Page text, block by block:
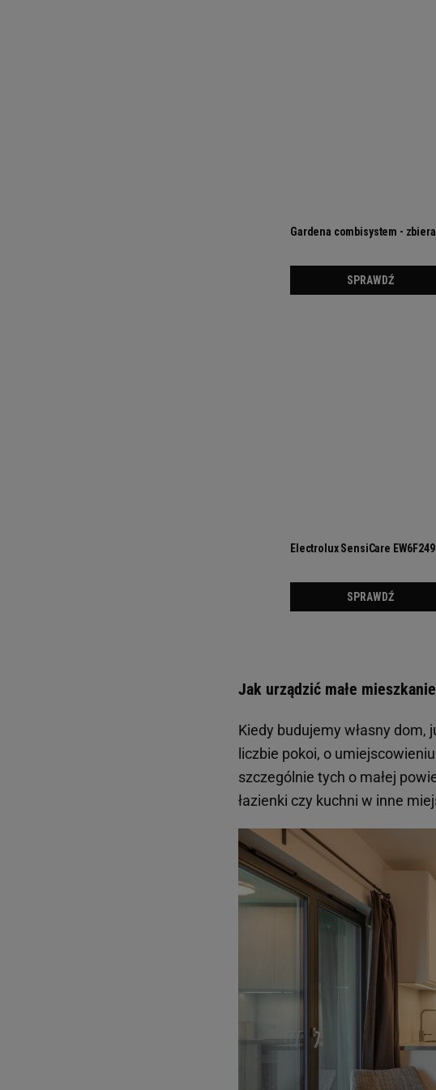
Jak urządzić małe
Kiedy budujemy własny
liczbie pokoi, o
szczególnie tych o małej
łazienki czy kuchni w inne